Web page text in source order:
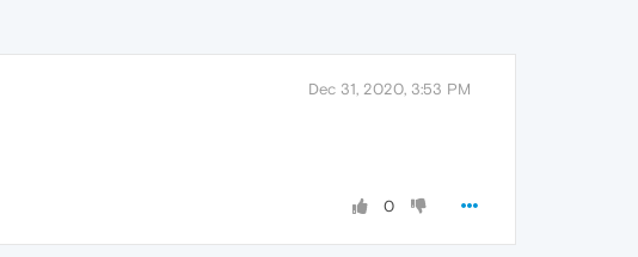
Dec 31, 2020, 3:53 PM
0